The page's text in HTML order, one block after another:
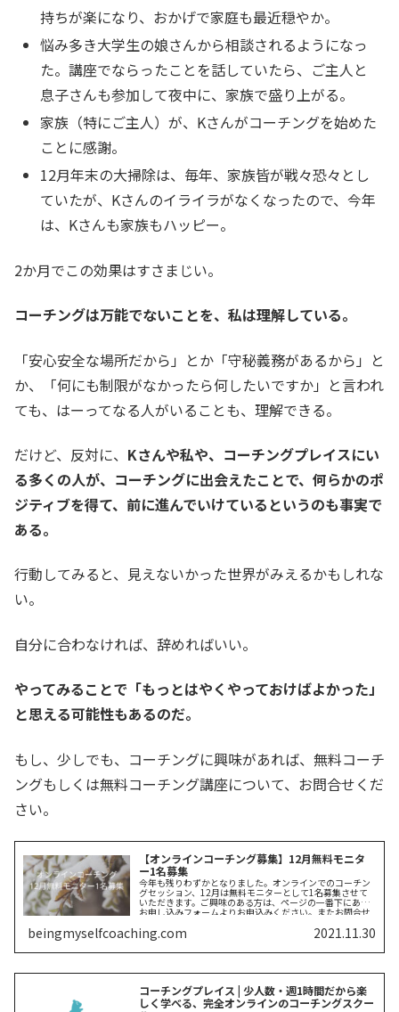
持ちが楽になり、おかげで家庭も最近穏やか。
悩み多き大学生の娘さんから相談されるようになっ
た。講座でならったことを話していたら、ご主人と
息子さんも参加して夜中に、家族で盛り上がる。
家族（特にご主人）が、Kさんがコーチングを始めた
ことに感謝。
12月年末の大掃除は、毎年、家族皆が戦々恐々とし
ていたが、Kさんのイライラがなくなったので、今年
は、Kさんも家族もハッピー。
2か月でこの効果はすさまじい。
コーチングは万能でないことを、私は理解している。
「安心安全な場所だから」とか「守秘義務があるから」と
か、「何にも制限がなかったら何したいですか」と言われ
ても、はーってなる人がいることも、理解できる。
だけど、反対に、 Kさんや私や、コーチングプレイスにい
る多くの人が、コーチングに出会えたことで、何らかのポ
ジティブを得て、前に進んでいけているというのも事実で
ある。
行動してみると、見えないかった世界がみえるかもしれな
い。
自分に合わなければ、辞めればいい。
やってみることで「もっとはやくやっておけばよかった」
と思える可能性もあるのだ。
もし、少しでも、コーチングに興味があれば、無料コーチ
ングもしくは無料コーチング講座について、お問合せくだ
さい。
【オンラインコーチング募集】12月無料モニタ
ー1名募集
今年も残りわずかとなりました。オンラインでのコーチン
グセッション、12月は無料モニターとして1名募集させて
いただきます。ご興味のある方は、ページの一番下にある
お申し込みフォームよりお申込みください。またお問合せ
beingmyselfcoaching.com 2021.11.30
コーチングプレイス | 少人数・週1時間だから楽
しく学べる、完全オンラインのコーチングスクー